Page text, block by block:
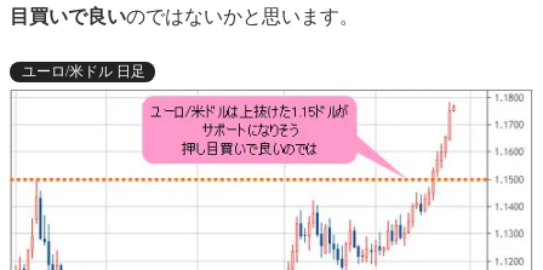
目買いで良いのではないかと思います。
ユーロ/米ドル 日足